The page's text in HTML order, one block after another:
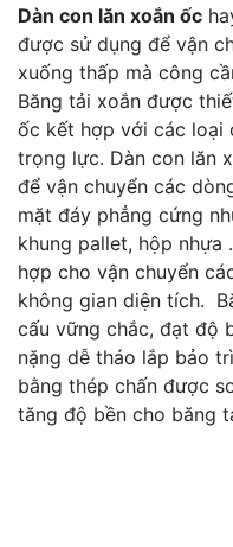
Dàn con lăn xoắn ốc
được sử dụng để vận
xuống thấp mà công
Băng tải xoắn được
ốc kết hợp với các loại
trọng lực. Dàn con lăn
để vận chuyển các
mặt đáy phẳng cứng
khung pallet, hộp nhựa
hợp cho vận chuyển
không gian diện tích.
cấu vững chắc, đạt độ
nặng dễ tháo lắp bảo
bằng thép chấn được
tăng độ bền cho băng